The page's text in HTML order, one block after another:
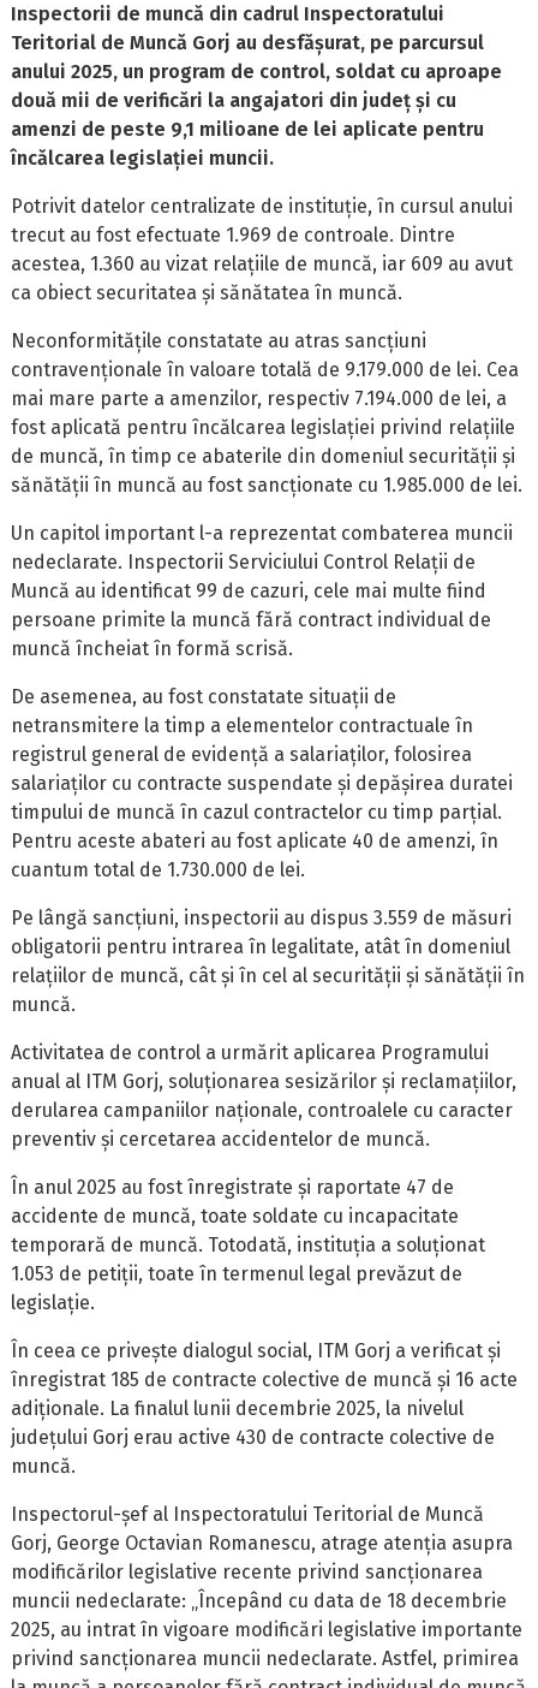
Inspectorii de muncă din cadrul Inspectoratului
Teritorial de Muncă Gorj au desfășurat, pe parcursul
anului 2025, un program de control, soldat cu aproape
două mii de verificări la angajatori din județ și cu
amenzi de peste 9,1 milioane de lei aplicate pentru
încălcarea legislației muncii.
Potrivit datelor centralizate de instituție, în cursul anului
trecut au fost efectuate 1.969 de controale. Dintre
acestea, 1.360 au vizat relațiile de muncă, iar 609 au avut
ca obiect securitatea și sănătatea în muncă.
Neconformitățile constatate au atras sancțiuni
contravenționale în valoare totală de 9.179.000 de lei. Cea
mai mare parte a amenzilor, respectiv 7.194.000 de lei, a
fost aplicată pentru încălcarea legislației privind relațiile
de muncă, în timp ce abaterile din domeniul securității și
sănătății în muncă au fost sancționate cu 1.985.000 de lei.
Un capitol important l-a reprezentat combaterea muncii
nedeclarate. Inspectorii Serviciului Control Relații de
Muncă au identificat 99 de cazuri, cele mai multe fiind
persoane primite la muncă fără contract individual de
muncă încheiat în formă scrisă.
De asemenea, au fost constatate situații de
netransmitere la timp a elementelor contractuale în
registrul general de evidență a salariaților, folosirea
salariaților cu contracte suspendate și depășirea duratei
timpului de muncă în cazul contractelor cu timp parțial.
Pentru aceste abateri au fost aplicate 40 de amenzi, în
cuantum total de 1.730.000 de lei.
Pe lângă sancțiuni, inspectorii au dispus 3.559 de măsuri
obligatorii pentru intrarea în legalitate, atât în domeniul
relațiilor de muncă, cât și în cel al securității și sănătății în
muncă.
Activitatea de control a urmărit aplicarea Programului
anual al ITM Gorj, soluționarea sesizărilor și reclamațiilor,
derularea campaniilor naționale, controalele cu caracter
preventiv și cercetarea accidentelor de muncă.
În anul 2025 au fost înregistrate și raportate 47 de
accidente de muncă, toate soldate cu incapacitate
temporară de muncă. Totodată, instituția a soluționat
1.053 de petiții, toate în termenul legal prevăzut de
legislație.
În ceea ce privește dialogul social, ITM Gorj a verificat și
înregistrat 185 de contracte colective de muncă și 16 acte
adiționale. La finalul lunii decembrie 2025, la nivelul
județului Gorj erau active 430 de contracte colective de
muncă.
Inspectorul-șef al Inspectoratului Teritorial de Muncă
Gorj, George Octavian Romanescu, atrage atenția asupra
modificărilor legislative recente privind sancționarea
muncii nedeclarate: „Începând cu data de 18 decembrie
2025, au intrat în vigoare modificări legislative importante
privind sancționarea muncii nedeclarate. Astfel, primirea